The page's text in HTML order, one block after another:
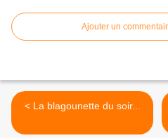
Ajouter un
< La blagounette du soir...